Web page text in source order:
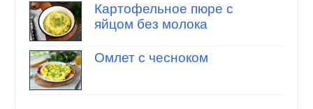
Картофельное пюре с
яйцом без молока
Омлет с чесноком